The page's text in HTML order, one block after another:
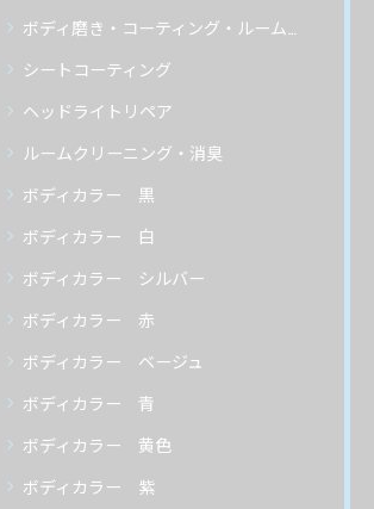
ボディ磨き・コーティング・ルームクリーニング
シートコーティング
ヘッドライトリペア
ルームクリーニング・消臭
ボディカラー 黒
ボディカラー 白
ボディカラー シルバー
ボディカラー 赤
ボディカラー ベージュ
ボディカラー 青
ボディカラー 黄色
ボディカラー 紫